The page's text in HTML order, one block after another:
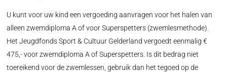
U kunt voor uw kind een vergoeding aanvragen voor het halen van
alleen zwemdiploma A of voor Superspetters (zwemlesmethode).
Het Jeugdfonds Sport & Cultuur Gelderland vergoedt eenmalig €
475,- voor zwemdiploma A of Superspetters. Is dit bedrag niet
toereikend voor de zwemlessen, gebruik dan het tegoed op de